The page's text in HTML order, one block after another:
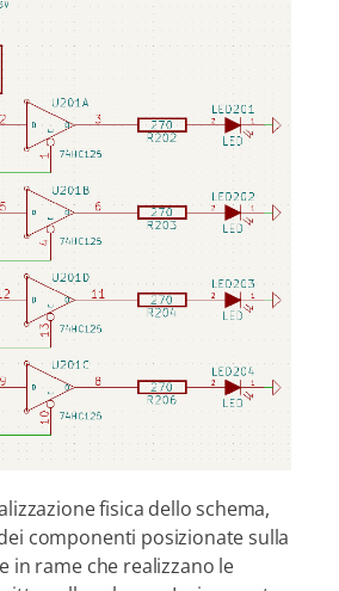
fisica dello schema,
componenti posizionate sulla
in rame che realizzano le